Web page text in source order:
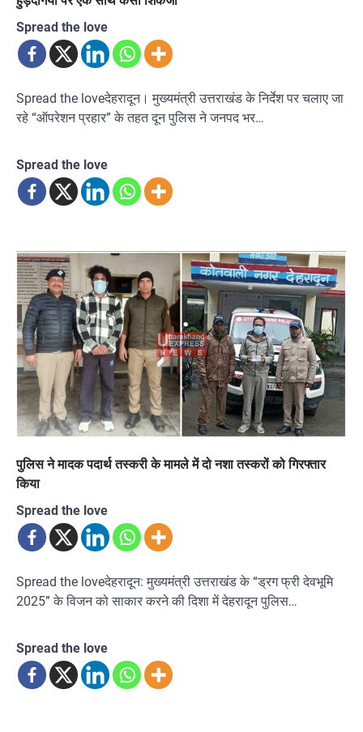
Spread the love
Spread the loveदेहरादून। मुख्यमंत्री उत्तराखंड के निर्देश पर चलाए जा
रहे “ऑपरेशन प्रहार” के तहत दून पुलिस ने जनपद भर…
Spread the love
पुलिस ने मादक पदार्थ तस्करी के मामले में दो नशा तस्करों को गिरफ्तार
किया
Spread the love
Spread the loveदेहरादून: मुख्यमंत्री उत्तराखंड के “ड्रग फ्री देवभूमि
2025” के विजन को साकार करने की दिशा में देहरादून पुलिस…
Spread the love